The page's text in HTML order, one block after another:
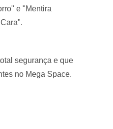
e "Mentira
segurança e que
no Mega Space.